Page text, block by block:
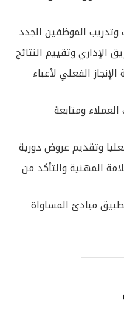
الموظفين الجدد
الإداري وتقييم النتائج
الفعلي لأعباء
ومتابعة
وتقديم عروض دورية
المهنية والتأكد من
مبادئ المساواة